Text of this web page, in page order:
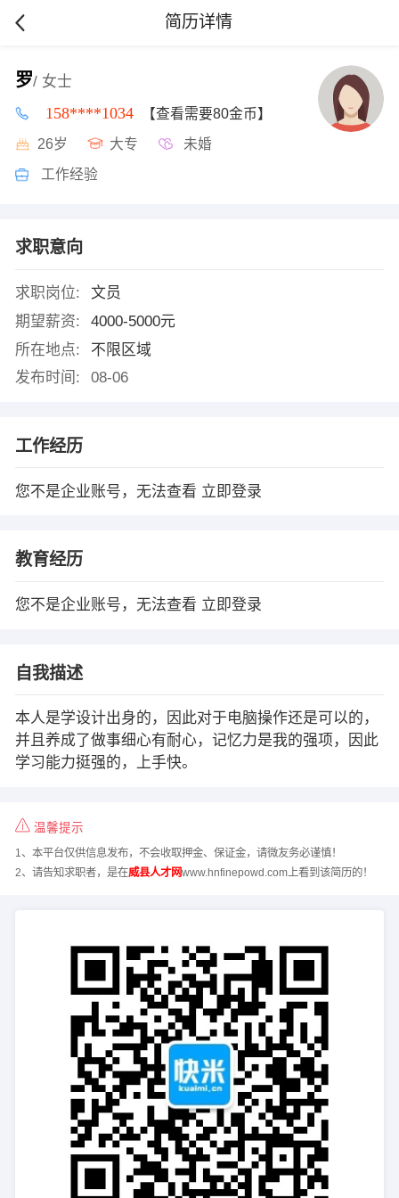
简历详情
罗/ 女士
158****1034 【查看需要80金币】
26岁 大专 未婚
工作经验
求职意向
求职岗位:
文员
期望薪资:
4000-5000元
所在地点:
不限区域
发布时间:
08-06
工作经历
您不是企业账号，无法查看 立即登录
教育经历
您不是企业账号，无法查看 立即登录
自我描述
本人是学设计出身的，因此对于电脑操作还是可以的，
并且养成了做事细心有耐心，记忆力是我的强项，因此
学习能力挺强的，上手快。
温馨提示
1、本平台仅供信息发布，不会收取押金、保证金，请微友务必谨慎！
2、请告知求职者，是在威县人才网www.hnfinepowd.com上看到该简历的！